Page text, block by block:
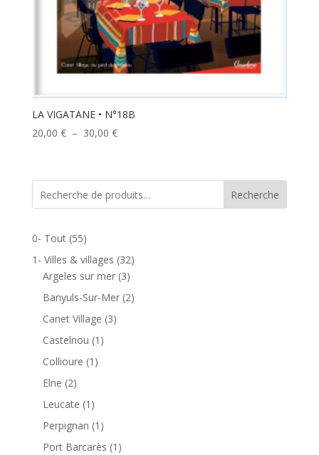
LA VIGATANE • N°18B
20,00 € – 30,00 €Plage
20,00 €
à
Recherche
0- Tout(55)
1- Villes & villages (32)
Argeles sur mer(3)
Banyuls-Sur-Mer(2)
Canet Village (3)
Castelnou (1)
Collioure (1)
Elne (2)
Leucate (1)
Perpignan (1)
Port Barcarès (1)